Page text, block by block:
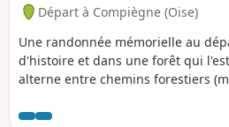
Départ à Compiègne (Oise)
Une randonnée mémorielle au
d'histoire et dans une forêt qui
alterne entre chemins forestiers
Tremble, cheminement le long de